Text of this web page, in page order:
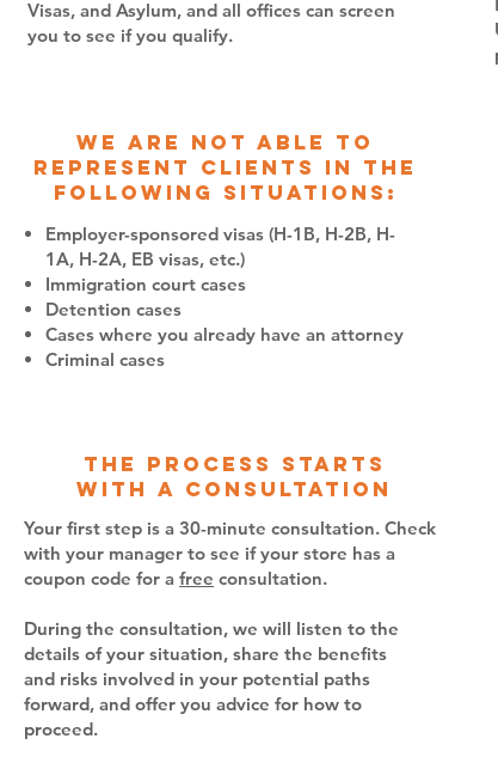
Visas, and Asylum, and all offices can screen
you to see if you qualify.
We are not able to
represent clients in the
following situations:
Employer-sponsored visas (H-1B, H-2B, H-
1A, H-2A, EB visas, etc.)
Immigration court cases
Detention cases
Cases where you already have an attorney
Criminal cases
The process starts
with a consultation
Your first step is a 30-minute consultation. Check
with your manager to see if your store has a
coupon code for a free consultation.
During the consultation, we will listen to the
details of your situation, share the benefits
and risks involved in your potential paths
forward, and offer you advice for how to
proceed.